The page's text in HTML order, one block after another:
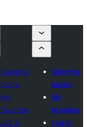
Submit a
plugin
My
favorites
Log in
Submit a
plugin
My
favorites
Log in